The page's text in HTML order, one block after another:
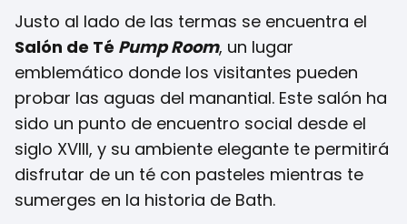
Justo al lado de las termas se encuentra el
Salón de Té Pump Room, un lugar
emblemático donde los visitantes pueden
probar las aguas del manantial. Este salón ha
sido un punto de encuentro social desde el
siglo XVIII, y su ambiente elegante te permitirá
disfrutar de un té con pasteles mientras te
sumerges en la historia de Bath.